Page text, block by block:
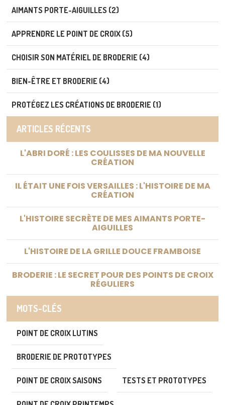
AIMANTS PORTE-AIGUILLES (2)
APPRENDRE LE POINT DE CROIX (5)
CHOISIR SON MATÉRIEL DE BRODERIE (4)
BIEN-ÊTRE ET BRODERIE (4)
PROTÉGEZ LES CRÉATIONS DE BRODERIE (1)
ARTICLES RÉCENTS
L'ABRI DORÉ : LES COULISSES DE MA NOUVELLE
CRÉATION
IL ÉTAIT UNE FOIS VERSAILLES : L'HISTOIRE DE MA
CRÉATION
L'HISTOIRE SECRÈTE DE MES AIMANTS PORTE-
AIGUILLES
L'HISTOIRE DE LA GRILLE DOUCE FRAMBOISE
BRODERIE : LE SECRET POUR DES POINTS DE CROIX
RÉGULIERS
MOTS-CLÉS
POINT DE CROIX LUTINS
BRODERIE DE PROTOTYPES
POINT DE CROIX SAISONS TESTS ET PROTOTYPES